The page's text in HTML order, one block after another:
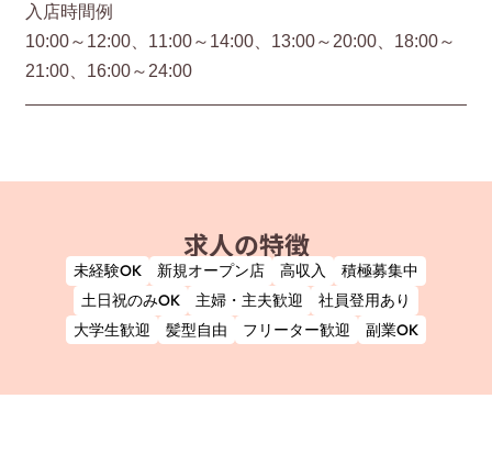
入店時間例
10:00～12:00、11:00～14:00、13:00～20:00、18:00～
21:00、16:00～24:00
求人の特徴
未経験OK 新規オープン店 高収入
積極募集中
土日祝のみOK
主婦・主夫歓迎
社員登用あり
大学生歓迎
髪型自由 フリーター歓迎 副業OK